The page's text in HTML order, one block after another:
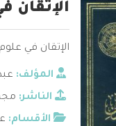
الإتقان
الإتقان في
المؤلف:
الناشر:
الأقسام: